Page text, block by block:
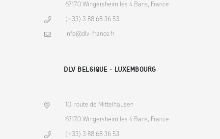
67170 Wingersheim les 4 Bans, France
(+33) 3 88 68 36 53
info@dlv-france.fr
DLV BELGIQUE - LUXEMBOURG
10, route de Mittelhausen
67170 Wingersheim les 4 Bans, France
(+33) 3 88 68 36 53